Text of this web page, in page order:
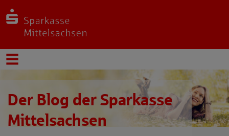
Der Blog der Sparkasse
Mittelsachsen